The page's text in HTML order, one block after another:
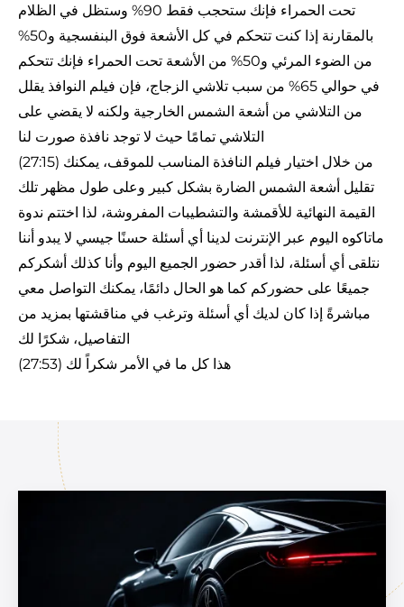
تحت الحمراء فإنك ستحجب فقط 90% وستظل في الظلام
بالمقارنة إذا كنت تتحكم في كل الأشعة فوق البنفسجية و50%
من الضوء المرئي و50% من الأشعة تحت الحمراء فإنك تتحكم
في حوالي 65% من سبب تلاشي الزجاج، فإن فيلم النوافذ يقلل
من التلاشي من أشعة الشمس الخارجية ولكنه لا يقضي على
التلاشي تمامًا حيث لا توجد نافذة صورت لنا
(27:15) من خلال اختيار فيلم النافذة المناسب للموقف، يمكنك
تقليل أشعة الشمس الضارة بشكل كبير وعلى طول مظهر تلك
القيمة النهائية للأقمشة والتشطيبات المفروشة، لذا اختتم ندوة
ماتاكوه اليوم عبر الإنترنت لدينا أي أسئلة حسنًا جيسي لا يبدو أننا
نتلقى أي أسئلة، لذا أقدر حضور الجميع اليوم وأنا كذلك أشكركم
جميعًا على حضوركم كما هو الحال دائمًا، يمكنك التواصل معي
مباشرةً إذا كان لديك أي أسئلة وترغب في مناقشتها بمزيد من
التفاصيل، شكرًا لك
(27:53) هذا كل ما في الأمر شكراً لك